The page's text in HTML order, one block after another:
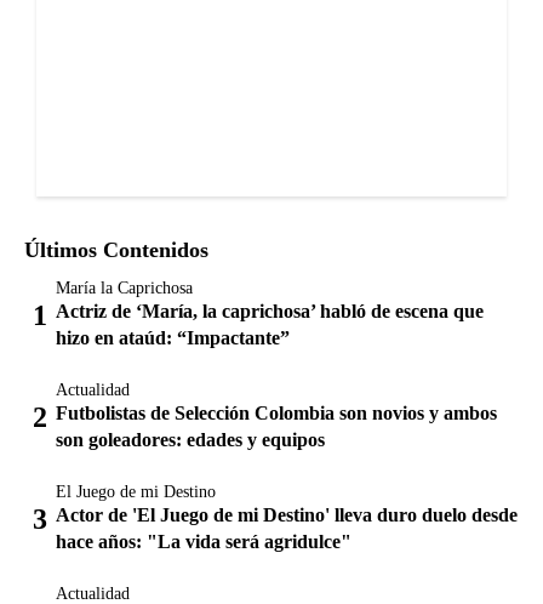
Últimos Contenidos
María la Caprichosa
Actriz de ‘María, la caprichosa’ habló de escena que
hizo en ataúd: “Impactante”
Actualidad
Futbolistas de Selección Colombia son novios y ambos
son goleadores: edades y equipos
El Juego de mi Destino
Actor de 'El Juego de mi Destino' lleva duro duelo desde
hace años: "La vida será agridulce"
Actualidad